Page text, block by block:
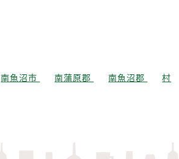
南魚沼市 南蒲原郡 南魚沼郡
村